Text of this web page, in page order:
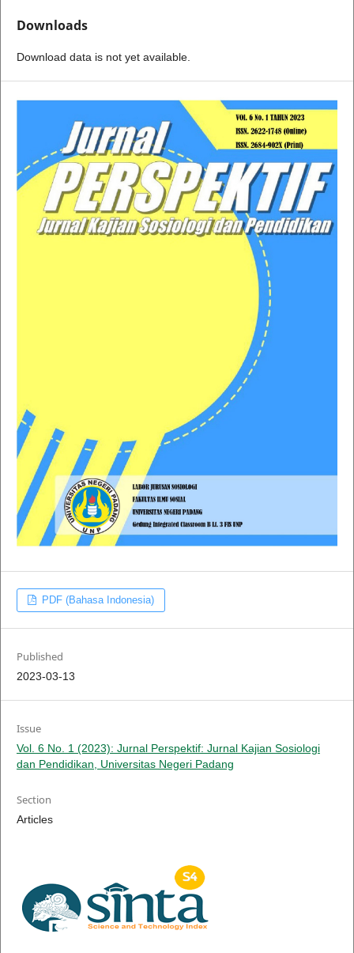
Downloads
Download data is not yet available.
PDF (Bahasa Indonesia)
Published
2023-03-13
Issue
Vol. 6 No. 1 (2023): Jurnal Perspektif: Jurnal Kajian Sosiologi
dan Pendidikan, Universitas Negeri Padang
Section
Articles